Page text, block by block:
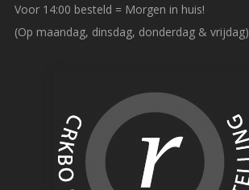
Voor 14:00 besteld = Morgen in huis!
(Op maandag, dinsdag, donderdag & vrijdag)